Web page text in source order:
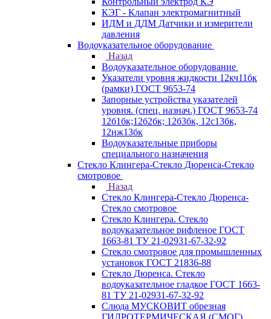
КЭГ - Клапан электромагнитный
ИДМ и ДДМ Датчики и измерители
давления
Водоуказательное оборудование
Назад
Водоуказательное оборудование
Указатели уровня жидкости 12кч11бк
(рамки) ГОСТ 9653-74
Запорные устройства указателей
уровня. (спец. назнач.) ГОСТ 9653-74
12б1бк;12б2бк; 12б3бк, 12с13бк,
12нж13бк
Водоуказательные приборы
специального назначения
Стекло Клингера-Стекло Дюренса-Стекло
смотровое
Назад
Стекло Клингера-Стекло Дюренса-
Стекло смотровое
Стекло Клингера. Стекло
водоуказательное рифленое ГОСТ
1663-81 ТУ 21-02931-67-32-92
Стекло смотровое для промышленных
установок ГОСТ 21836-88
Стекло Дюренса. Стекло
водоуказательное гладкое ГОСТ 1663-
81 ТУ 21-02931-67-32-92
Слюда МУСКОВИТ обрезная
ГИДРОТЕРМИЧЕСКАЯ (СМОГ)